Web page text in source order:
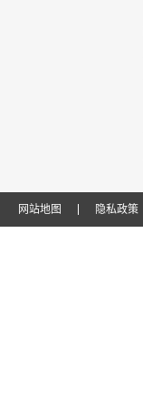
网站地图 隐私政策